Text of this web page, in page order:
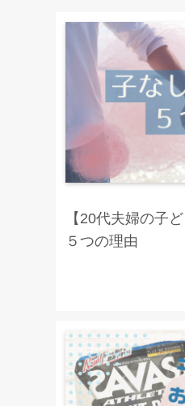
【20代夫婦の子
５つの理由